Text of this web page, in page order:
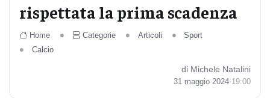
rispettata la prima scadenza
Home Categorie Articoli
Sport
Calcio
di Michele Natalini
31 maggio 2024 19:00